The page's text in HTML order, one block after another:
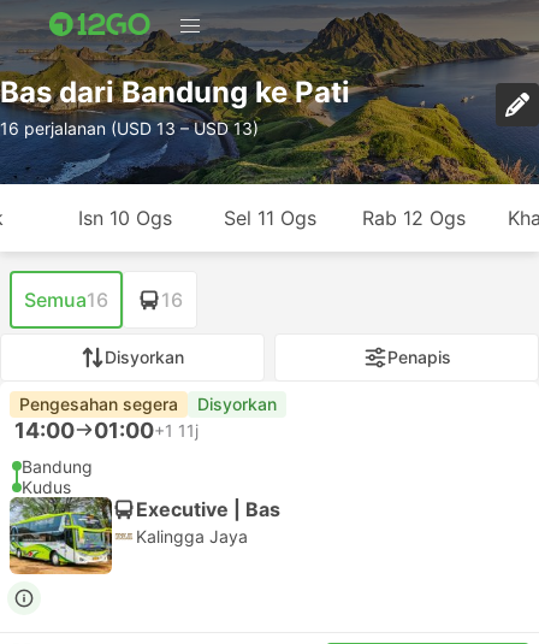
Bas dari Bandung ke Pati
16 perjalanan (USD 13 – USD 13)
Isn 10 Ogs Sel 11 Ogs Rab 12 Ogs
Semua16 16
Disyorkan Penapis
Pengesahan segera Disyorkan
14:00 01:00+1 11j
Bandung
Kudus
Executive | Bas
Kalingga Jaya